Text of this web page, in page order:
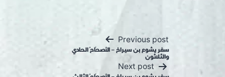
Previous post
سفر يشوع بن سيراخ – الأصحَاحُ الحادي
والثلاثون
Next post